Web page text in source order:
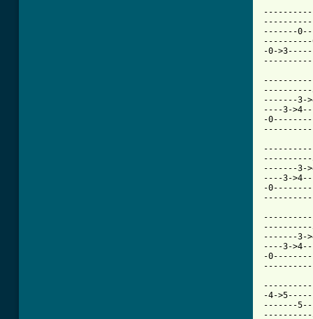
-------
-0-
----------
-------3-
----3-
-
----------
-------3-
----3-
-
----------
-------3-
----3-
-
-4-
-------